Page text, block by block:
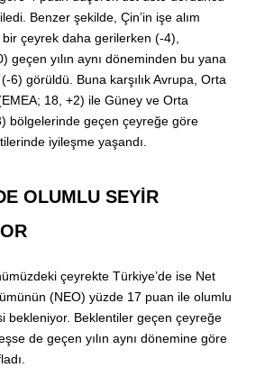
Benzer şekilde, Çin’in işe alım
çeyrek daha gerilerken (-4),
geçen yılın aynı döneminden bu yana
6) görüldü. Buna karşılık Avrupa, Orta
18, +2) ile Güney ve Orta
bölgelerinde geçen çeyreğe göre
iyileşme yaşandı.
OLUMLU SEYİR
çeyrekte Türkiye’de ise Net
(NEO) yüzde 17 puan ile olumlu
bekleniyor. Beklentiler geçen çeyreğe
de geçen yılın aynı dönemine göre